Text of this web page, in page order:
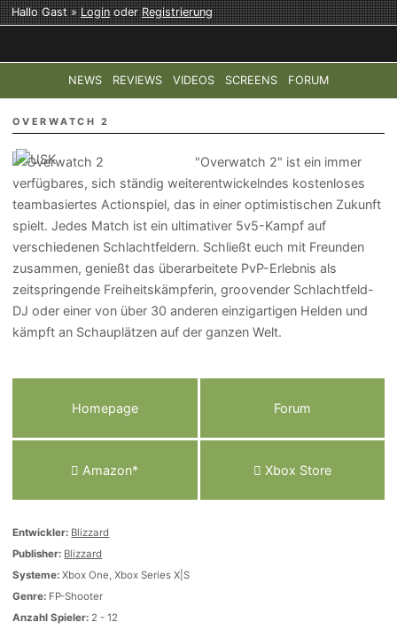
Hallo Gast »LoginoderRegistrierung
NEWS REVIEWS VIDEOS SCREENS FORUM
TOP-THEMEN: COD: MODERN WARFARE 4 HALO:
OVERWATCH 2
"Overwatch 2" ist ein immer
verfügbares, sich ständig weiterentwickelndes kostenloses
teambasiertes Actionspiel, das in einer optimistischen Zukunft
spielt. Jedes Match ist ein ultimativer 5v5-Kampf auf
verschiedenen Schlachtfeldern. Schließt euch mit Freunden
zusammen, genießt das überarbeitete PvP-Erlebnis als
zeitspringende Freiheitskämpferin, groovender Schlachtfeld-
DJ oder einer von über 30 anderen einzigartigen Helden und
kämpft an Schauplätzen auf der ganzen Welt.
Homepage Forum
Amazon* Xbox Store
Entwickler: Blizzard
Publisher: Blizzard
Systeme: Xbox One, Xbox Series X|S
Genre: FP-Shooter
Anzahl Spieler: 2 - 12